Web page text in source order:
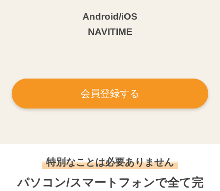
Android/iOS
NAVITIME
会員登録する
特別なことは必要ありません
パソコン/スマートフォンで全て完